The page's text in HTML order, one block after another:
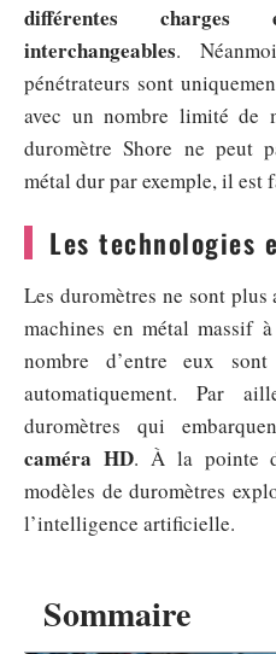
Sommaire
différentes charges
interchangeables.
pénétrateurs sont
avec un nombre limité de
duromètre Shore ne peut
métal dur par exemple, il est
Les technologies
Les duromètres ne sont plus
machines en métal massif
nombre d’entre eux
automatiquement. Par
duromètres qui
caméra HD. À la pointe
modèles de duromètres
l’intelligence artificielle.